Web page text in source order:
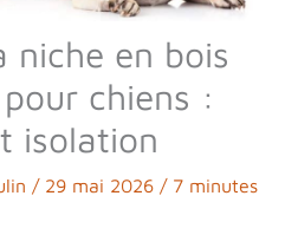
niche en bois
chiens :
isolation
/ 29 mai 2026 / 7 minutes